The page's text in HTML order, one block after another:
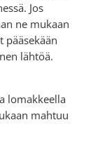
Jos
ne mukaan
pääsekään
lähtöä.
lomakkeella
mahtuu